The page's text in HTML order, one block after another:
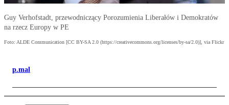
Guy Verhofstadt, przewodniczący Porozumienia Liberałów i Demokratów
na rzecz Europy w PE
Foto: ALDE Communication [CC BY-SA 2.0 (https://creativecommons.org/licenses/by-sa/2.0)], via Flickr
p.mal